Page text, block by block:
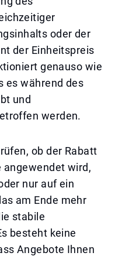
oder der
der Einheitspreis
genauso wie
es während des
und
werden.
ob der Rabatt
wird,
nur auf ein
am Ende mehr
stabile
besteht keine
Angebote Ihnen